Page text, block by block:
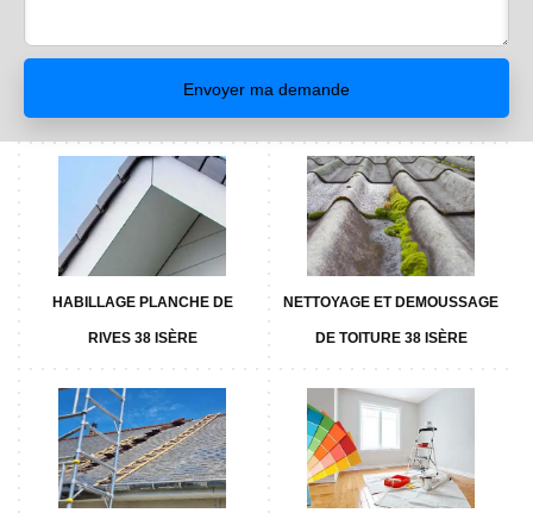
HABILLAGE PLANCHE DE
RIVES 38 ISÈRE
NETTOYAGE ET DEMOUSSAGE
DE TOITURE 38 ISÈRE